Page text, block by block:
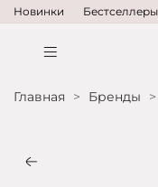
Новинки Бестселлеры
Главная Бренды